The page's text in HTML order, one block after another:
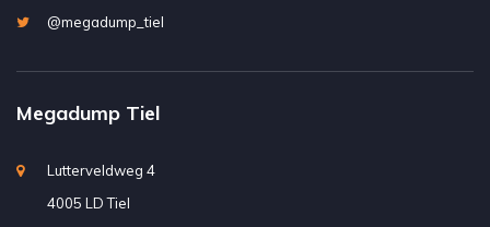
@megadump_tiel
Megadump Tiel
Lutterveldweg 4
4005 LD Tiel